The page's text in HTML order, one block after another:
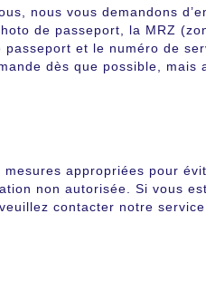
nous vous demandons
de passeport, la MRZ
et le numéro de
dès que possible, mais
appropriées pour
non autorisée. Si vous
contacter notre